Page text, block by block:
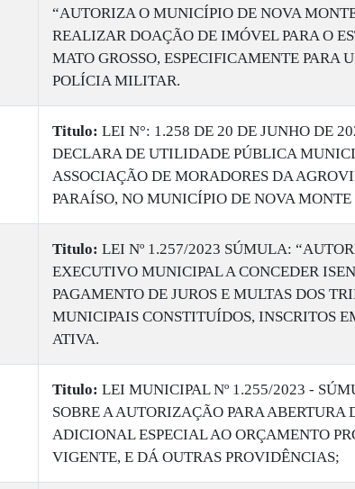
“AUTORIZA O MUNICÍPIO DE NOVA
REALIZAR DOAÇÃO DE IMÓVEL PARA O
MATO GROSSO, ESPECIFICAMENTE PARA
POLÍCIA MILITAR.
Titulo: ​LEI N°: 1.258 DE 20 DE JUNHO DE
DECLARA DE UTILIDADE PÚBLICA
ASSOCIAÇÃO DE MORADORES DA
PARAÍSO, NO MUNICÍPIO DE NOVA
Titulo: ​LEI Nº 1.257/2023 SÚMULA:
EXECUTIVO MUNICIPAL A CONCEDER
PAGAMENTO DE JUROS E MULTAS DOS
MUNICIPAIS CONSTITUÍDOS, INSCRITOS
ATIVA.
Titulo: ​LEI MUNICIPAL Nº 1.255/2023 -
SOBRE A AUTORIZAÇÃO PARA ABERTURA
ADICIONAL ESPECIAL AO ORÇAMENTO
VIGENTE, E DÁ OUTRAS PROVIDÊNCIAS;